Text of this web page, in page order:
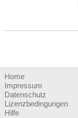
Home
Impressum
Datenschutz
Lizenzbedingungen
Hilfe